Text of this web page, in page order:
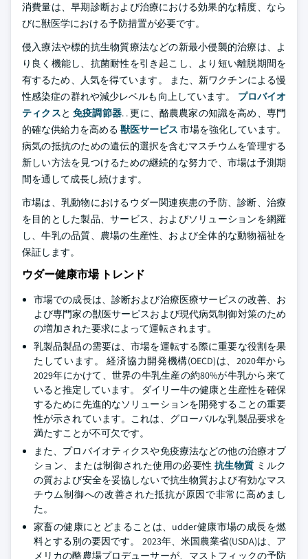
消費量は、早期診断および治療における効果的な精度、なら
びに獣医学における予防措置が必要です。
侵入療法や標的抗生物質療法などの新最小侵襲的治療は、よ
り良く機能し、抗菌耐性を引き起こし、より短い離脱期間を
有するため、人気を得ています。 また、新ワクチンによる慢
性感染症の群れや減少レベルも向上しています。 プロバイオ
ティクスと免疫調節器. . 更に、酪農農家の知識を高め、専門
的確な供給力を高める 獣医サービス 市場を強化しています。
病気の抵抗のための遺伝的選択を含むマスチウムを管理する
新しい方法を見つけるための継続的な努力で、市場は予測期
間を通して成長し続けます。
市場は、乳動物におけるウダー関連疾患の予防、診断、治療
を目的とした製品、サービス、およびソリューションを網羅
し、牛乳の品質、農場の生産性、および全体的な動物福祉を
保証します。
ウダー健康市場 トレンド
市場での成長は、診断および治療医療サービスの改善、お
よび専門家の獣医サービスおよび現代病気制御対策のため
の増加された要求によって運転されます。
乳製品製品の需要は、市場を運転する際に重要な役割を果
たしています。 経済協力開発機構(OECD)は、2020年から
2029年にかけて、世界の牛乳生産の約80%が牛乳から来て
いると推定しています。 ダイリー牛の健康と生産性を確保
するために先進的なソリューションを開発することの重要
性が示されています。これは、グローバルな乳製品要求を
満たすことが不可欠です。
また、プロバイオティクスや免疫療法などの他の治療オプ
ション、または制御された使用の必要性抗生物質 ミルク
の質および安全を妥協しないで抗生物質および有効なマス
チウム制御への改善された抵抗が原因で非常に高めまし
た。
家畜の健康にとどまることは、udder健康市場の成長を燃
料とする別の要因です。 2023年、米国農業省(USDA)は、ア
メリカの酪農場プロデューサーが、マストフィックの予防